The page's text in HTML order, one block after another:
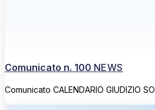
Comunicato n. 100 NEWS
Comunicato CALENDARIO GIUDIZIO